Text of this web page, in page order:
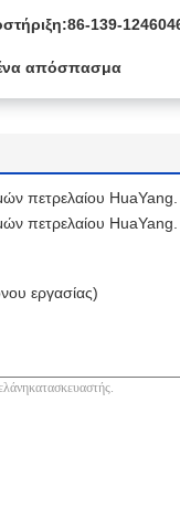
86-139-
απόσπασμα
πετρελαίου HuaYang.
πετρελαίου HuaYang.
εργασίας)